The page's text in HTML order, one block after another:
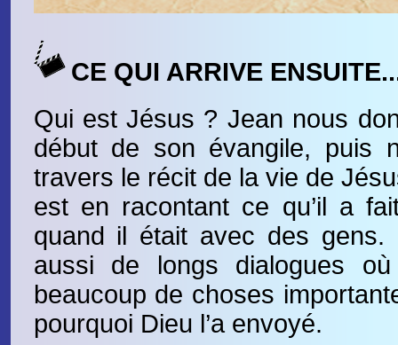
CE QUI ARRIVE
Qui est Jésus ? Jean nous
début de son évangile, puis
travers le récit de la vie de
est en racontant ce qu’il a
quand il était avec des gens.
aussi de longs dialogues
beaucoup de choses
pourquoi Dieu l’a envoyé.